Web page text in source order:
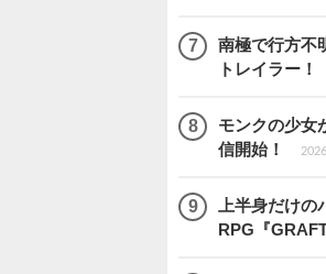
南極で行方不
トレイラー！
モンクの少女
信開始！
上半身だけ
RPG『GRAFT